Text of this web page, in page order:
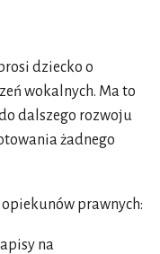
dziecko o
wokalnych. Ma to
dalszego rozwoju
żadnego
prawnych:
na